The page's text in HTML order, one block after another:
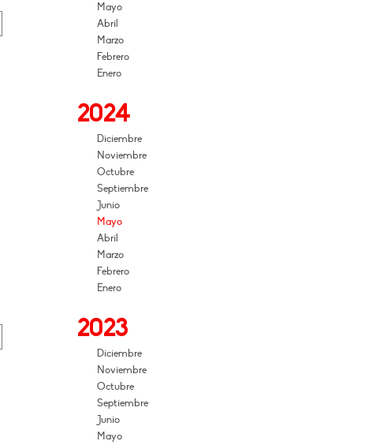
Mayo
Abril
Marzo
Febrero
Enero
2024
Diciembre
Noviembre
Octubre
Septiembre
Junio
Mayo
Abril
Marzo
Febrero
Enero
2023
Diciembre
Noviembre
Octubre
Septiembre
Junio
Mayo